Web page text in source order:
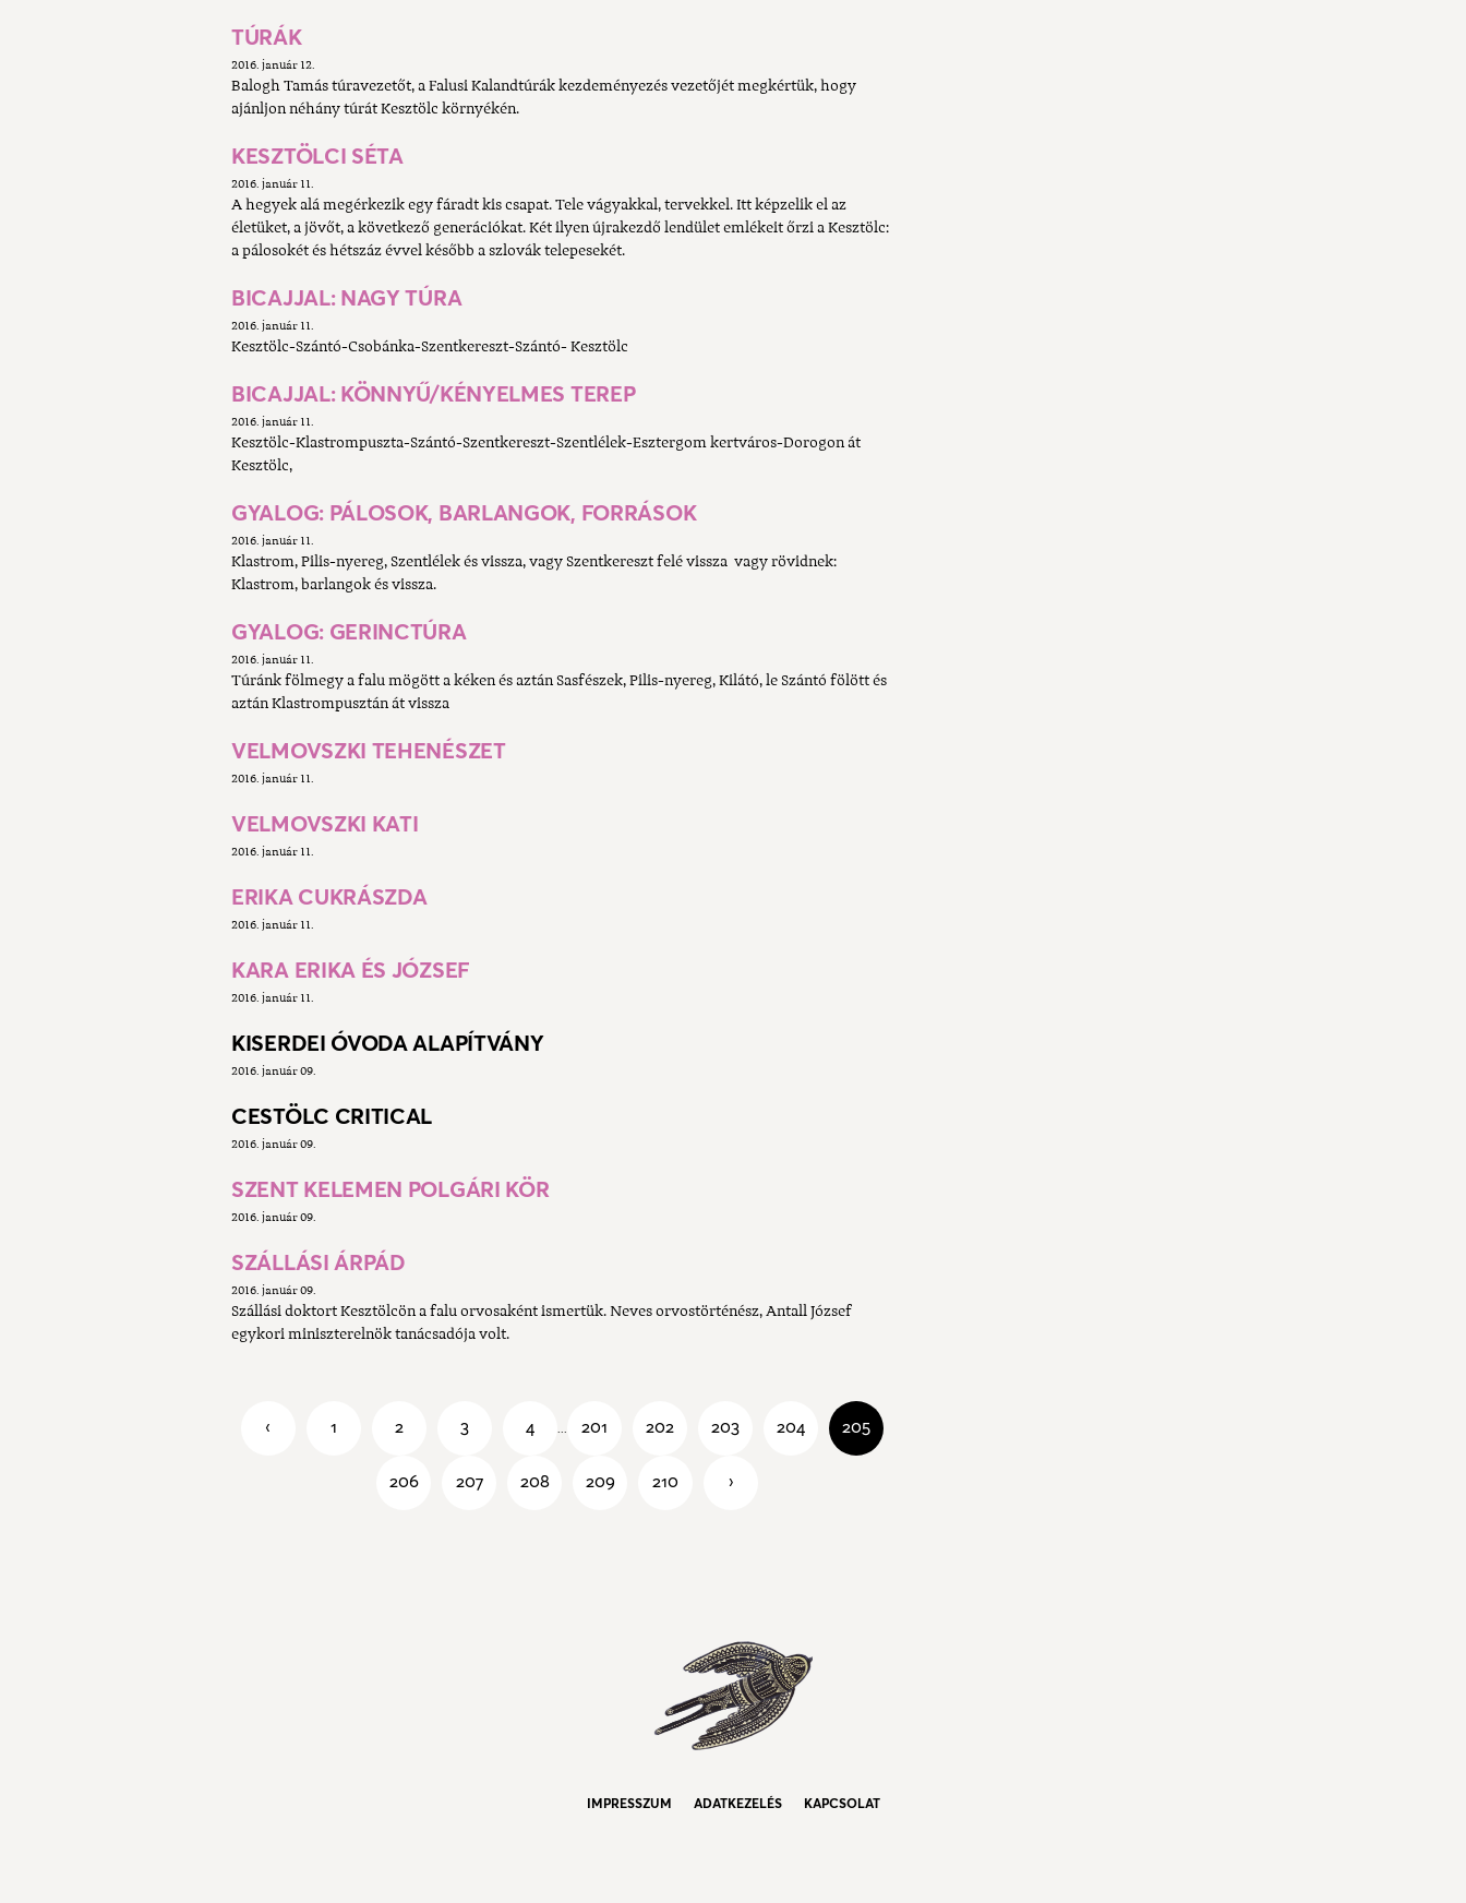
TÚRÁK
2016. január 12.
Balogh Tamás túravezetőt, a Falusi Kalandtúrák kezdeményezés vezetőjét megkértük, hogy
ajánljon néhány túrát Kesztölc környékén.
KESZTÖLCI SÉTA
2016. január 11.
A hegyek alá megérkezik egy fáradt kis csapat. Tele vágyakkal, tervekkel. Itt képzelik el az
életüket, a jövőt, a következő generációkat. Két ilyen újrakezdő lendület emlékeit őrzi a Kesztölc:
a pálosokét és hétszáz évvel később a szlovák telepesekét.
BICAJJAL: NAGY TÚRA
2016. január 11.
Kesztölc-Szántó-Csobánka-Szentkereszt-Szántó- Kesztölc
BICAJJAL: KÖNNYŰ/KÉNYELMES TEREP
2016. január 11.
Kesztölc-Klastrompuszta-Szántó-Szentkereszt-Szentlélek-Esztergom kertváros-Dorogon át
Kesztölc,
GYALOG: PÁLOSOK, BARLANGOK, FORRÁSOK
2016. január 11.
Klastrom, Pilis-nyereg, Szentlélek és vissza, vagy Szentkereszt felé vissza vagy rövidnek:
Klastrom, barlangok és vissza.
GYALOG: GERINCTÚRA
2016. január 11.
Túránk fölmegy a falu mögött a kéken és aztán Sasfészek, Pilis-nyereg, Kilátó, le Szántó fölött és
aztán Klastrompusztán át vissza
VELMOVSZKI TEHENÉSZET
2016. január 11.
VELMOVSZKI KATI
2016. január 11.
ERIKA CUKRÁSZDA
2016. január 11.
KARA ERIKA ÉS JÓZSEF
2016. január 11.
KISERDEI ÓVODA ALAPÍTVÁNY
2016. január 09.
CESTÖLC CRITICAL
2016. január 09.
SZENT KELEMEN POLGÁRI KÖR
2016. január 09.
SZÁLLÁSI ÁRPÁD
2016. január 09.
Szállási doktort Kesztölcön a falu orvosaként ismertük. Neves orvostörténész, Antall József
egykori miniszterelnök tanácsadója volt.
‹ 1 2 3 4 ... 201 202 203 204 205
206 207 208 209 210 ›
IMPRESSZUM ADATKEZELÉS KAPCSOLAT